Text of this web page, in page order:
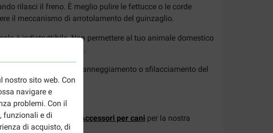
nostro sito web. Con
navigare e
problemi. Con il
funzionali e di
di acquisto, di
rilasci il freno. È meglio pulire le fettucce o le corde
il meccanismo di arrotolamento del guinzaglio.
è indistruttibile. Non permettere al tuo animale domestico
di un uso inappropriato.
in caso di rottura, danneggiamento o sfilacciamento del
da altri usi impropri.
visita la pagina Accessori per cani per la nostra